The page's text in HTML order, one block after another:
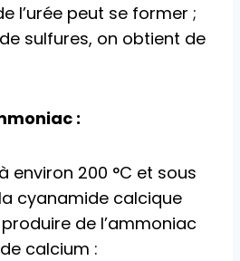
l’urée peut se former ;
sulfures, on obtient de
:
environ 200 °C et sous
cyanamide calcique
de l’ammoniac
calcium :